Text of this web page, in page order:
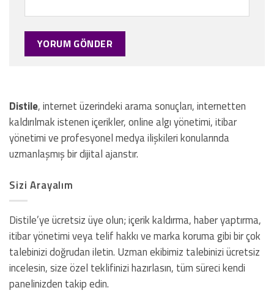
Distile, internet üzerindeki arama sonuçları, internetten
kaldırılmak istenen içerikler, online algı yönetimi, itibar
yönetimi ve profesyonel medya ilişkileri konularında
uzmanlaşmış bir dijital ajanstır.
Sizi Arayalım
Distile’ye ücretsiz üye olun; içerik kaldırma, haber yaptırma,
itibar yönetimi veya telif hakkı ve marka koruma gibi bir çok
talebinizi doğrudan iletin. Uzman ekibimiz talebinizi ücretsiz
incelesin, size özel teklifinizi hazırlasın, tüm süreci kendi
panelinizden takip edin.